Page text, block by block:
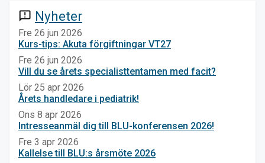
announcement Nyheter
Fre 26 jun 2026
Kurs-tips: Akuta förgiftningar VT27
Fre 26 jun 2026
Vill du se årets specialisttentamen med facit?
Lör 25 apr 2026
Årets handledare i pediatrik!
Ons 8 apr 2026
Intresseanmäl dig till BLU-konferensen 2026!
Fre 3 apr 2026
Kallelse till BLU:s årsmöte 2026